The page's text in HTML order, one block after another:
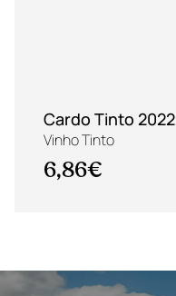
Cardo Tinto 2022
Vinho Tinto
6,86€